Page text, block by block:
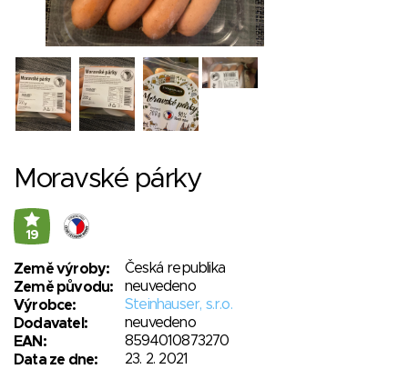
Moravské párky
19
Země výroby:
Česká republika
Země původu:
neuvedeno
Výrobce:
Steinhauser, s.r.o.
Dodavatel:
neuvedeno
EAN:
8594010873270
Data ze dne:
23. 2. 2021